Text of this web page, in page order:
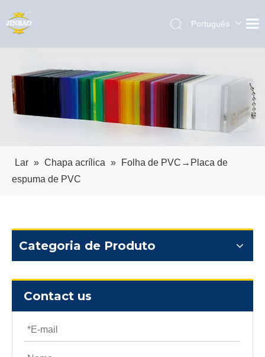
Português
Pусский
Lar » Chapa acrílica »
Folha de PVC→Placa de
espuma de PVC
Categoria de Produto
Contact us